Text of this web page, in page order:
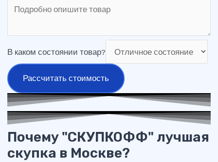
В каком состоянии товар?
Рассчитать стоимость
Почему "СКУПКОФФ" лучшая
скупка в Москве?